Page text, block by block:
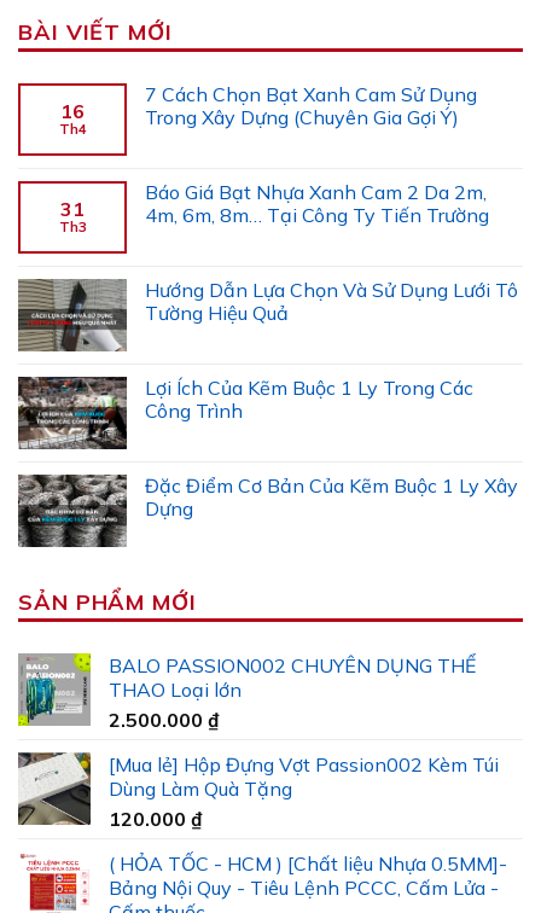
BÀI VIẾT MỚI
16
Th4
7 Cách Chọn Bạt Xanh Cam Sử Dụng
Trong Xây Dựng (Chuyên Gia Gợi Ý)
31
Th3
Báo Giá Bạt Nhựa Xanh Cam 2 Da 2m,
4m, 6m, 8m… Tại Công Ty Tiến Trường
Hướng Dẫn Lựa Chọn Và Sử Dụng Lưới Tô
Tường Hiệu Quả
Lợi Ích Của Kẽm Buộc 1 Ly Trong Các
Công Trình
Đặc Điểm Cơ Bản Của Kẽm Buộc 1 Ly Xây
Dựng
SẢN PHẨM MỚI
BALO PASSION002 CHUYÊN DỤNG THỂ
THAO Loại lớn
2.500.000 ₫
[Mua lẻ] Hộp Đựng Vợt Passion002 Kèm Túi
Dùng Làm Quà Tặng
120.000 ₫
( HỎA TỐC - HCM ) [Chất liệu Nhựa 0.5MM]-
Bảng Nội Quy - Tiêu Lệnh PCCC, Cấm Lửa -